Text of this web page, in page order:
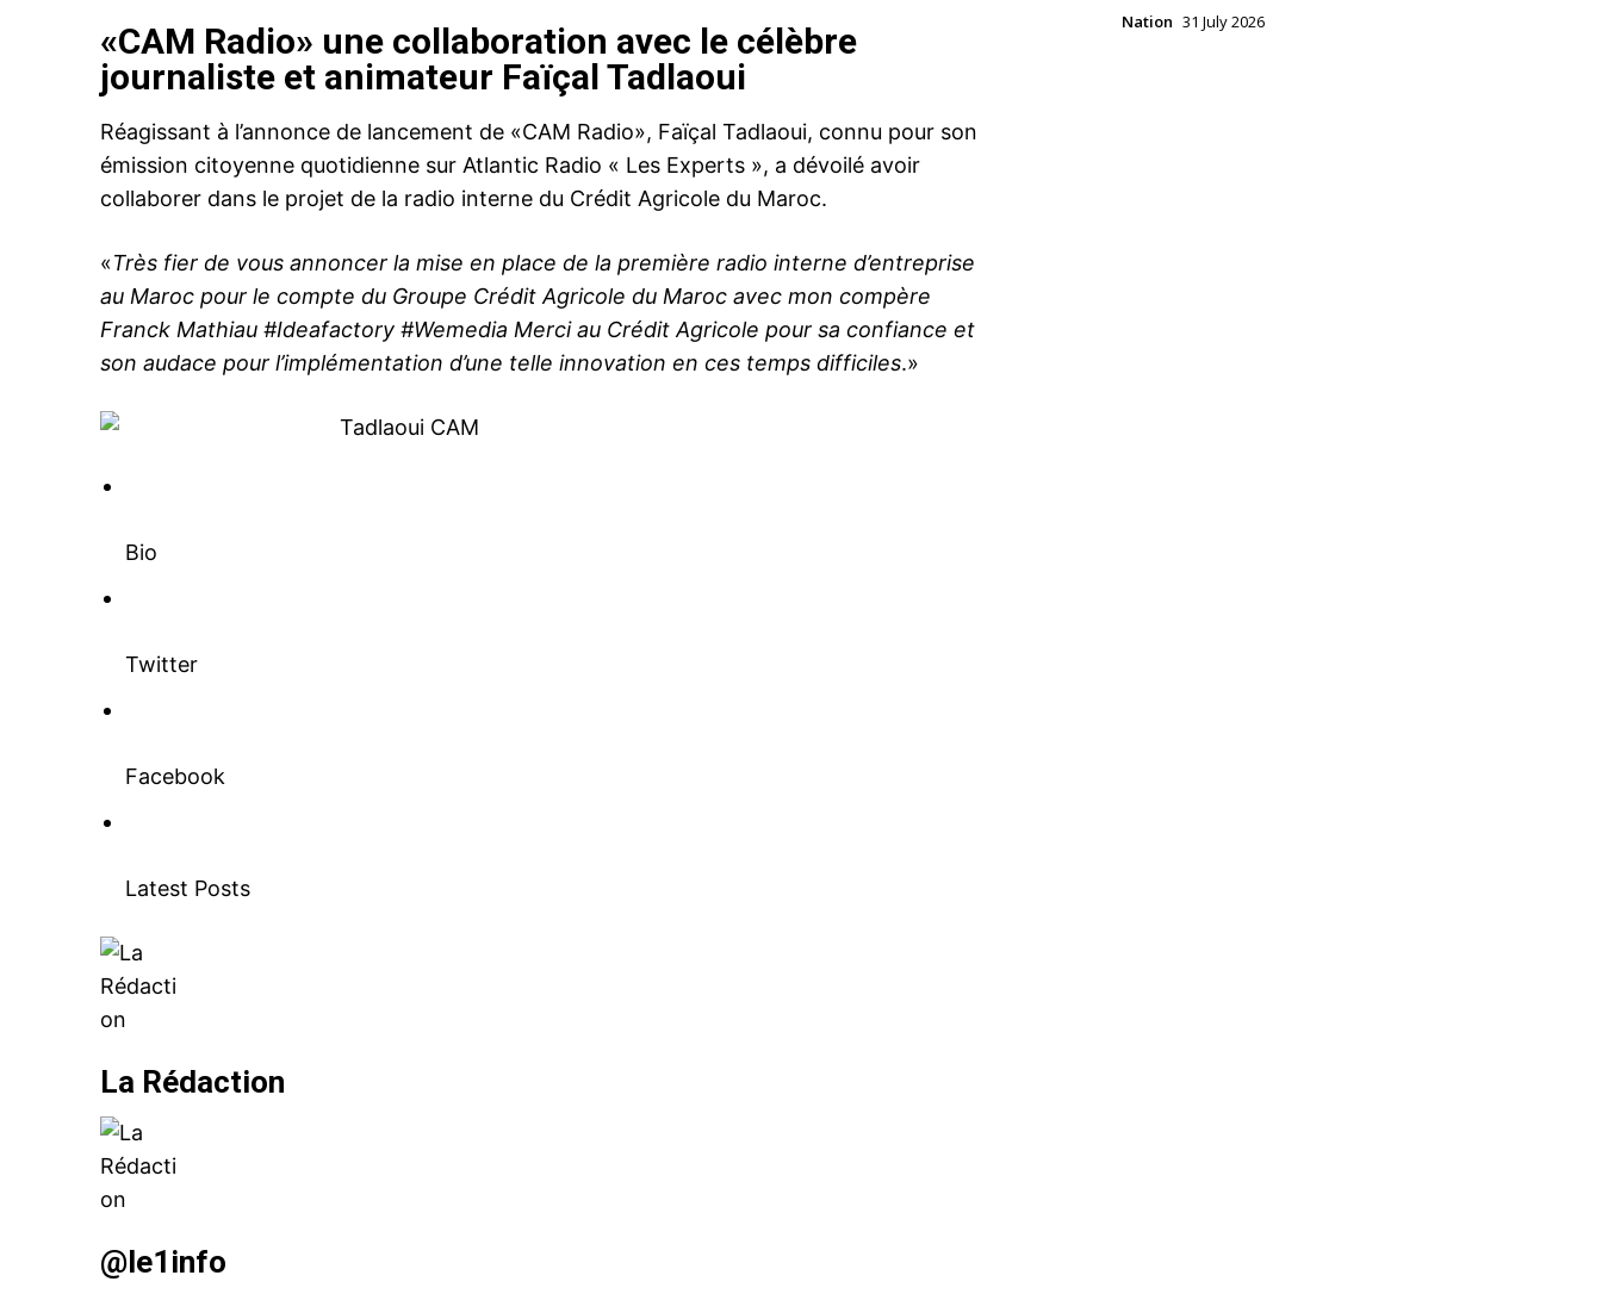
Coronavirus (Covid-19). Basée sur le
volontariat, cette démarche totalement
facultative a permis de mobiliser
15.114.071,69 dirhams qui ont été versés
en un seul bloc au…
30 April 2020
In "Agriculture"
Crédit Agricole du Maroc, 1ère banque
«CAM Radio» une collaboration avec le célèbre
journaliste et animateur Faïçal Tadlaoui
Réagissant à l’annonce de lancement de «CAM Radio», Faïçal Tadlaoui, connu pour son
émission citoyenne quotidienne sur Atlantic Radio « Les Experts », a dévoilé avoir
collaborer dans le projet de la radio interne du Crédit Agricole du Maroc.
«Très fier de vous annoncer la mise en place de la première radio interne d’entreprise
au Maroc pour le compte du Groupe Crédit Agricole du Maroc avec mon compère
Franck Mathiau #Ideafactory #Wemedia Merci au Crédit Agricole pour sa confiance et
son audace pour l’implémentation d’une telle innovation en ces temps difficiles.»
Bio
Twitter
Facebook
Latest Posts
La Rédaction
@le1info
Nation 31 July 2026